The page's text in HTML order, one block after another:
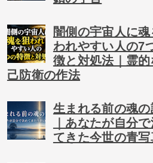
闇側の宇宙人に魂
われやすい人の7
徴と対処法｜霊的
己防衛の作法
生まれる前の魂の
｜あなたが自分
てきた今世の青写